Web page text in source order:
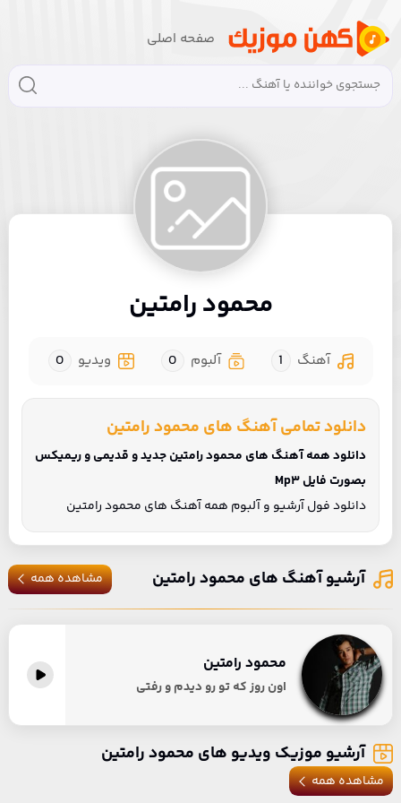
صفحه اصلی
محمود رامتین
آهنگ 1 آلبوم 0 ویدیو 0
دانلود تمامی آهنگ های محمود رامتین
دانلود همه آهنگ های محمود رامتین جدید و قدیمی و ریمیکس
بصورت فایل Mp3
دانلود فول آرشیو و آلبوم همه آهنگ های محمود رامتین
آرشیو آهنگ های محمود رامتین مشاهده همه
محمود رامتین
اون روز که تو رو دیدم و رفتی
آرشیو موزیک ویدیو های محمود رامتین
مشاهده همه